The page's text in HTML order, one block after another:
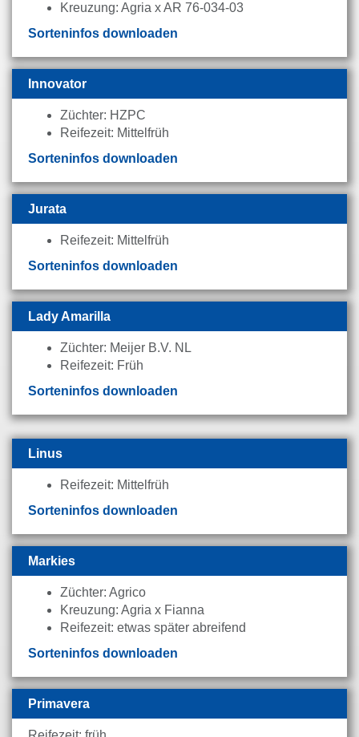
Kreuzung: Agria x AR 76-034-03
Sorteninfos downloaden
Innovator
Züchter: HZPC
Reifezeit: Mittelfrüh
Sorteninfos downloaden
Jurata
Reifezeit: Mittelfrüh
Sorteninfos downloaden
Lady Amarilla
Züchter: Meijer B.V. NL
Reifezeit: Früh
Sorteninfos downloaden
Linus
Reifezeit: Mittelfrüh
Sorteninfos downloaden
Markies
Züchter: Agrico
Kreuzung: Agria x Fianna
Reifezeit: etwas später abreifend
Sorteninfos downloaden
Primavera